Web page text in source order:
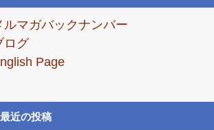
ルマガバックナンバー
ログ
Page
最近の投稿